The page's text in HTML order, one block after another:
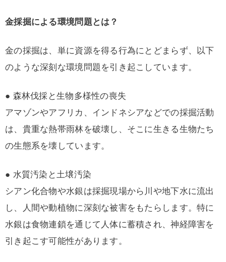
金採掘による環境問題とは？
金の採掘は、単に資源を得る行為にとどまらず、以下
のような深刻な環境問題を引き起こしています。
● 森林伐採と生物多様性の喪失
アマゾンやアフリカ、インドネシアなどでの採掘活動
は、貴重な熱帯雨林を破壊し、そこに生きる生物たち
の生態系を壊しています。
● 水質汚染と土壌汚染
シアン化合物や水銀は採掘現場から川や地下水に流出
し、人間や動植物に深刻な被害をもたらします。特に
水銀は食物連鎖を通じて人体に蓄積され、神経障害を
引き起こす可能性があります。